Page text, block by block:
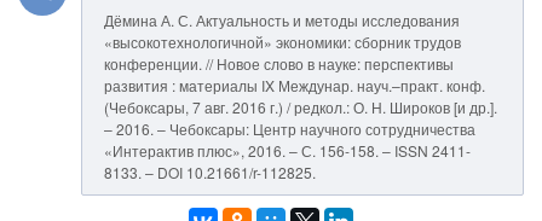
Дёмина А. С. Актуальность и методы исследования
«высокотехнологичной» экономики: сборник трудов
конференции. // Новое слово в науке: перспективы
развития : материалы IX Междунар. науч.–практ. конф.
(Чебоксары, 7 авг. 2016 г.) / редкол.: О. Н. Широков [и др.].
– 2016. – Чебоксары: Центр научного сотрудничества
«Интерактив плюс», 2016. – С. 156-158. – ISSN 2411-
8133. – DOI 10.21661/r-112825.